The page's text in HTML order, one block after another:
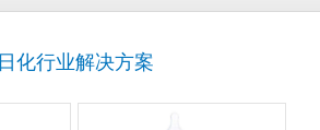
日化行业解决方案